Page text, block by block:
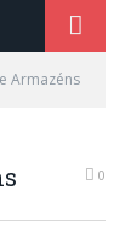
Armazéns
0